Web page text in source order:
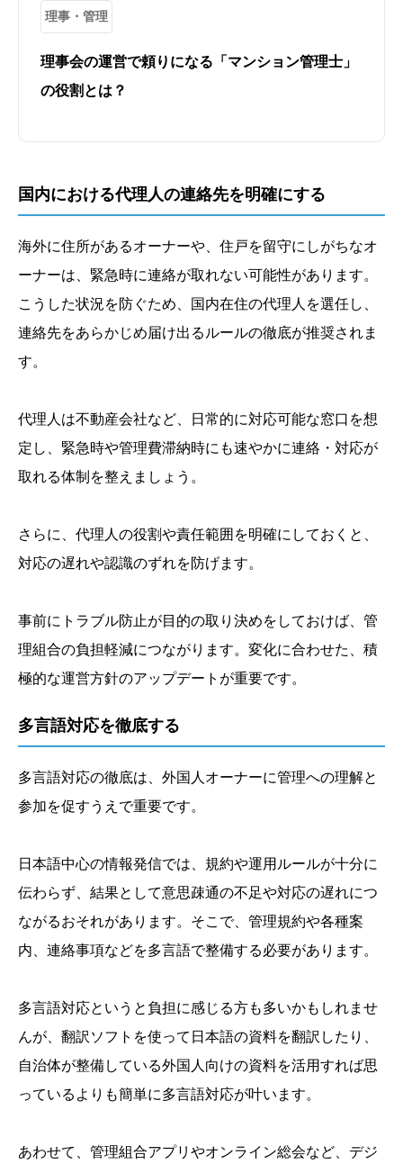
理事・管理
理事会の運営で頼りになる「マンション管理士」
の役割とは？
国内における代理人の連絡先を明確にする
海外に住所があるオーナーや、住戸を留守にしがちなオ
ーナーは、緊急時に連絡が取れない可能性があります。
こうした状況を防ぐため、国内在住の代理人を選任し、
連絡先をあらかじめ届け出るルールの徹底が推奨されま
す。
代理人は不動産会社など、日常的に対応可能な窓口を想
定し、緊急時や管理費滞納時にも速やかに連絡・対応が
取れる体制を整えましょう。
さらに、代理人の役割や責任範囲を明確にしておくと、
対応の遅れや認識のずれを防げます。
事前にトラブル防止が目的の取り決めをしておけば、管
理組合の負担軽減につながります。変化に合わせた、積
極的な運営方針のアップデートが重要です。
多言語対応を徹底する
多言語対応の徹底は、外国人オーナーに管理への理解と
参加を促すうえで重要です。
日本語中心の情報発信では、規約や運用ルールが十分に
伝わらず、結果として意思疎通の不足や対応の遅れにつ
ながるおそれがあります。そこで、管理規約や各種案
内、連絡事項などを多言語で整備する必要があります。
多言語対応というと負担に感じる方も多いかもしれませ
んが、翻訳ソフトを使って日本語の資料を翻訳したり、
自治体が整備している外国人向けの資料を活用すれば思
っているよりも簡単に多言語対応が叶います。
あわせて、管理組合アプリやオンライン総会など、デジ